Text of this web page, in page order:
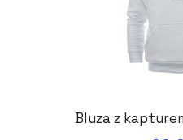
Bluza z